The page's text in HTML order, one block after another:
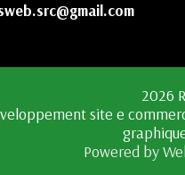
2026
Powered by